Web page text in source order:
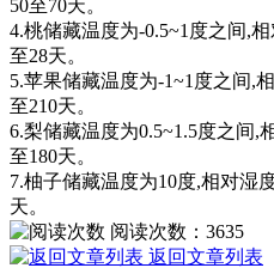
50至70天。
4.桃储藏温度为-0.5~1度之间,
至28天。
5.苹果储藏温度为-1~1度之间,
至210天。
6.梨储藏温度为0.5~1.5度之间,
至180天。
7.柚子储藏温度为10度,相对湿
天。
阅读次数： 3635
返回文章列表